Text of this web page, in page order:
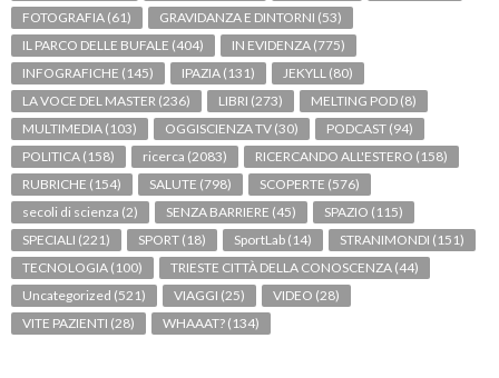
FOTOGRAFIA (61) GRAVIDANZA E DINTORNI (53)
IL PARCO DELLE BUFALE (404) IN EVIDENZA (775)
INFOGRAFICHE (145) IPAZIA (131) JEKYLL (80)
LA VOCE DEL MASTER (236) LIBRI (273) MELTING POD (8)
MULTIMEDIA (103) OGGISCIENZA TV (30) PODCAST (94)
POLITICA (158) ricerca (2083) RICERCANDO ALL'ESTERO (158)
RUBRICHE (154) SALUTE (798) SCOPERTE (576)
secoli di scienza (2) SENZA BARRIERE (45) SPAZIO (115)
SPECIALI (221) SPORT (18) SportLab (14) STRANIMONDI (151)
TECNOLOGIA (100) TRIESTE CITTÀ DELLA CONOSCENZA (44)
Uncategorized (521) VIAGGI (25) VIDEO (28)
VITE PAZIENTI (28) WHAAAT? (134)